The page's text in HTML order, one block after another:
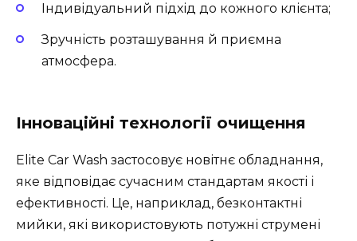
Індивідуальний підхід до кожного клієнта;
Зручність розташування й приємна
атмосфера.
Інноваційні технології очищення
Elite Car Wash застосовує новітнє обладнання,
яке відповідає сучасним стандартам якості і
ефективності. Це, наприклад, безконтактні
мийки, які використовують потужні струмені